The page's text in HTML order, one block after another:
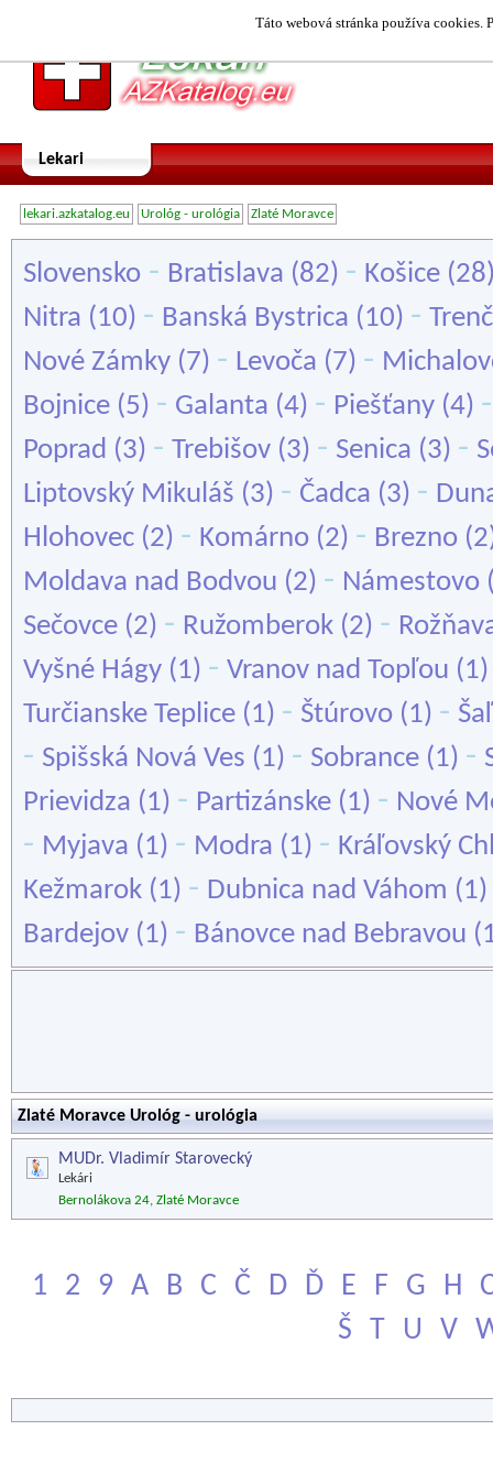
Táto webová stránka používa cookies.
Lekari
lekari.azkatalog.eu Urológ - urológia Zlaté Moravce
Slovensko - Bratislava (82) - Košice
Nitra (10) - Banská Bystrica (10) -
Nové Zámky (7) - Levoča (7) -
Bojnice (5) - Galanta (4) - Piešťany (4)
Poprad (3) - Trebišov (3) - Senica (3) -
Liptovský Mikuláš (3) - Čadca (3) -
Hlohovec (2) - Komárno (2) - Brezno
Moldava nad Bodvou (2) - Námestovo
Sečovce (2) - Ružomberok (2) -
Vyšné Hágy (1) - Vranov nad Topľou
Turčianske Teplice (1) - Štúrovo (1) -
- Spišská Nová Ves (1) - Sobrance (1) -
Prievidza (1) - Partizánske (1) - Nové
- Myjava (1) - Modra (1) - Kráľovský
Kežmarok (1) - Dubnica nad Váhom (1)
Bardejov (1) - Bánovce nad Bebravou
Zlaté Moravce Urológ - urológia
MUDr. Vladimír Starovecký
Lekári
Bernolákova 24, Zlaté Moravce
1 2 9 A B C Č D Ď E F G H
Š
T U V